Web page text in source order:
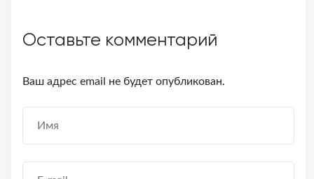
Оставьте комментарий
Ваш адрес email не будет опубликован.